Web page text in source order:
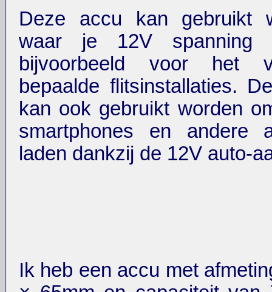
Deze accu kan gebruikt
waar je 12V spanning
bijvoorbeeld voor het
bepaalde flitsinstallaties.
kan ook gebruikt worden
smartphones en andere
laden dankzij de 12V auto-
Ik heb een accu met